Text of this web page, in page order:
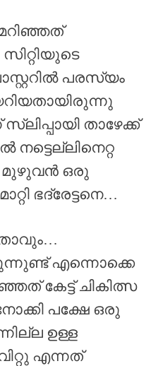
പരസ്യം
താഴേക്ക്
മുഴുവൻ ഒരു
ഭദ്രേട്ടനെ…
എന്നൊക്കെ
കേട്ട് ചികിത്സ
നോക്കി പക്ഷേ ഒരു
ഉള്ള
എന്നത്